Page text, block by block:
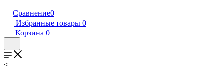
Сравнение0
Избранные товары 0
Корзина 0
<